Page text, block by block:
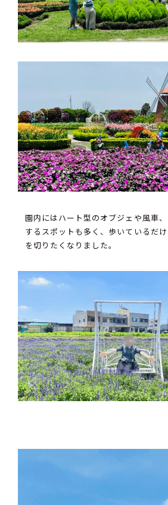
園内にはハート型のオブジェや風車
するスポットも多く、歩いているだ
を切りたくなりました。